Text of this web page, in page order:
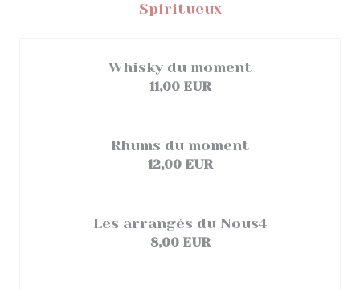
Spiritueux
Whisky du moment
11,00 EUR
Rhums du moment
12,00 EUR
Les arrangés du Nous4
8,00 EUR